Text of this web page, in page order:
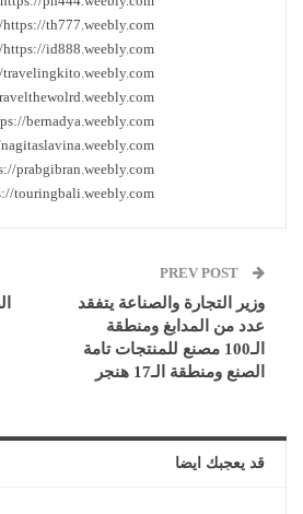
https://th777.weebly.com/
https://id888.weebly.com/
bernadya.weebly.com/
prabgibran.weebly.com/
touringbali.weebly.com/
وزير التجارة والصناعة يتفقد
عدد من المدابغ ومنطقة
الـ100 مصنع للمنتجات تامة
الصنع ومنطقة الـ17 هنجر
قد يعجبك ايضا